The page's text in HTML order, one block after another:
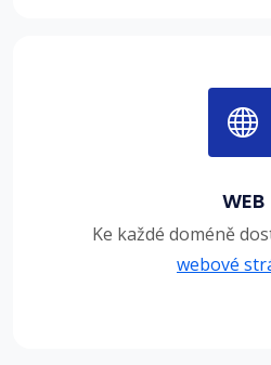
WEB
Ke každé doméně
webové